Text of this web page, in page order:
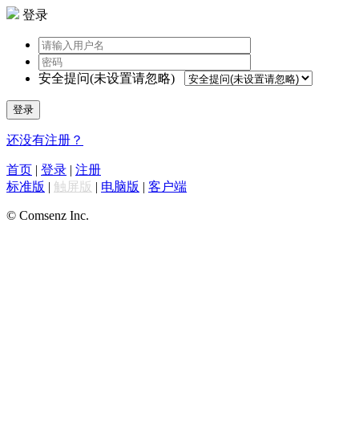
登录
安全提问(未设置请忽略)
登录
还没有注册？
首页 | 登录 | 注册
标准版 | 触屏版 | 电脑版 | 客户端
© Comsenz Inc.